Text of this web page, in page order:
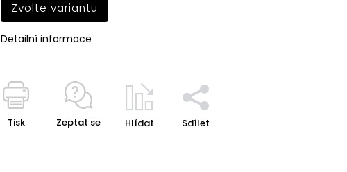
Zvolte variantu
Detailní informace
Tisk Zeptat se Hlídat Sdílet